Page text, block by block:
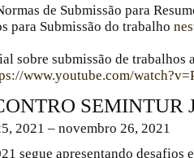
de Submissão para
para Submissão do trabalho
sobre submissão de trabalhos
www.youtube.com/
SEMINTUR
2021 – novembro 26, 2021
segue apresentando